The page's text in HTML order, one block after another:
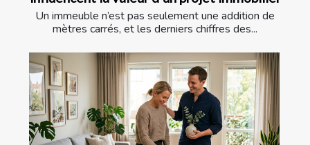
Un immeuble n’est pas seulement une addition de
mètres carrés, et les derniers chiffres des...